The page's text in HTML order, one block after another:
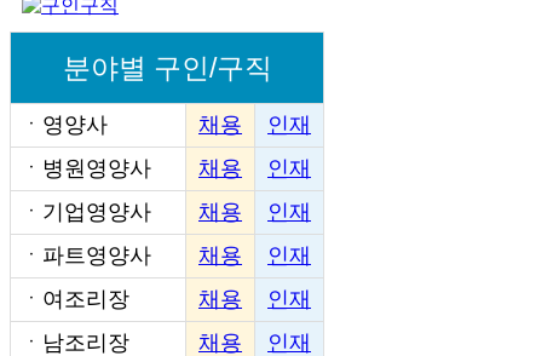
분야별 구인/구직
ㆍ 영양사 채용
인재
ㆍ 병원영양사 채용
인재
ㆍ 기업영양사 채용
인재
ㆍ 파트영양사 채용
인재
ㆍ 여조리장 채용
인재
ㆍ 남조리장 채용
인재